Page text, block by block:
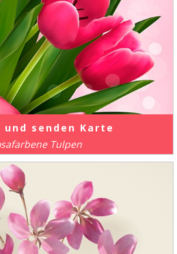
und senden Karte
Tulpen